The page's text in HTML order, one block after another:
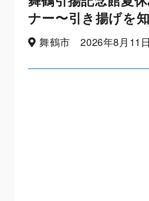
ナー〜引き揚げを
舞鶴市 2026年8月11